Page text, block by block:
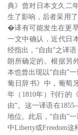
典》曾对日本文久二
生了影响，后者采用
�译有可能发生在更
一文中确认，近代日
经指出，“自由”之译
朗所确定的。 根据另
本也曾出现以“自由”
葡日辞书》中，葡萄
年（1810年）刊行的
由”。这一译语在
地位。此后，“自由”
中Liberty或Freedom这